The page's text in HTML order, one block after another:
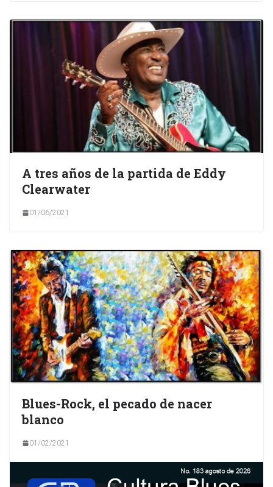
A tres años de la partida de Eddy
Clearwater
01/06/2021
Blues-Rock, el pecado de nacer
blanco
01/02/2021